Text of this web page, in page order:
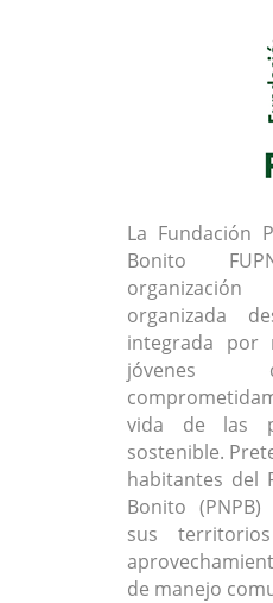
La Fundación
Bonito
organizada
integrada por
jóvenes
vida de las
sostenible.
habitantes del
Bonito
sus
de manejo